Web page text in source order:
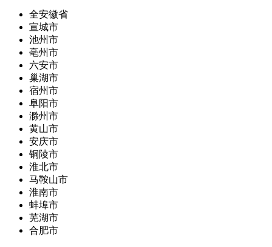
全安徽省
宣城市
池州市
亳州市
六安市
巢湖市
宿州市
阜阳市
滁州市
黄山市
安庆市
铜陵市
淮北市
马鞍山市
淮南市
蚌埠市
芜湖市
合肥市